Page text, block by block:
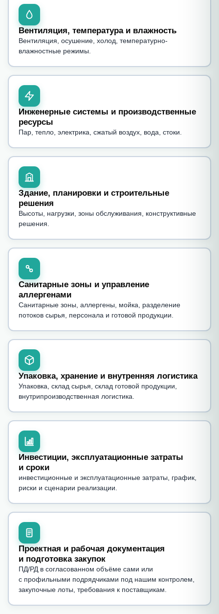
Вентиляция, температура и влажность
Вентиляция, осушение, холод, температурно-
влажностные режимы.
Инженерные системы и производственные
ресурсы
Пар, тепло, электрика, сжатый воздух, вода, стоки.
Здание, планировки и строительные
решения
Высоты, нагрузки, зоны обслуживания, конструктивные
решения.
Санитарные зоны и управление
аллергенами
Санитарные зоны, аллергены, мойка, разделение
потоков сырья, персонала и готовой продукции.
Упаковка, хранение и внутренняя логистика
Упаковка, склад сырья, склад готовой продукции,
внутрипроизводственная логистика.
Инвестиции, эксплуатационные затраты
и сроки
инвестиционные и эксплуатационные затраты, график,
риски и сценарии реализации.
Проектная и рабочая документация
и подготовка закупок
ПД/РД в согласованном объёме сами или
с профильными подрядчиками под нашим контролем,
закупочные лоты, требования к поставщикам.